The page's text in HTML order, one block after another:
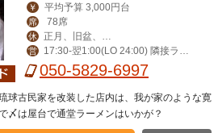
￥ 平均予算 3,000円台
席 78席
休
正月、旧盆、第
ニ水曜日
営
17:30-翌1:00(LO 24:00) 隣接ラー
メン屋(LO 24:00)
050-5829-6997
球古民家を改装した店内は、我が家のような寛
〆は屋台で通堂ラーメンはいかが？